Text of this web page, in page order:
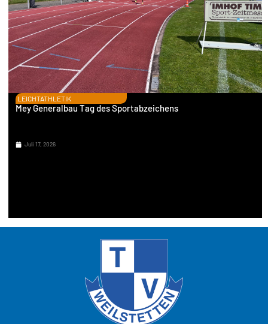
LEICHTATHLETIK
Mey Generalbau Tag des Sportabzeichens
Juli 17, 2026